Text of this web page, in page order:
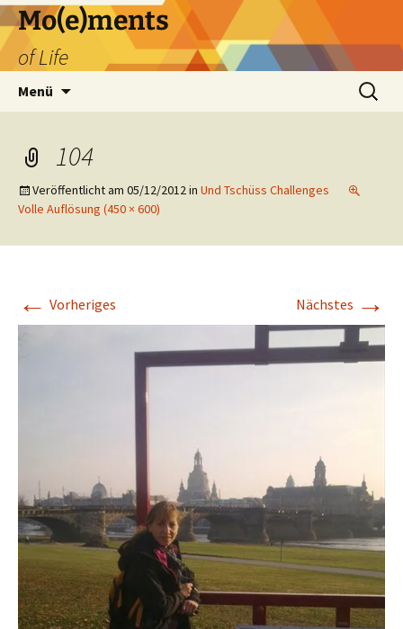
Zum
Inhalt
springen
Mo(e)ments
of Life
Menü
Suchen
nach:
104
Veröffentlicht am 05/12/2012in Und Tschüss Challenges
Volle Auflösung (450 × 600)
← Vorheriges Nächstes →